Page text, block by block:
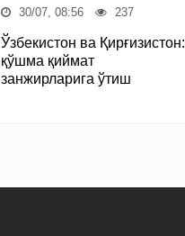
30/07, 08:56 237
Ўзбекистон ва Қирғизистон:
қўшма қиймат
занжирларига ўтиш